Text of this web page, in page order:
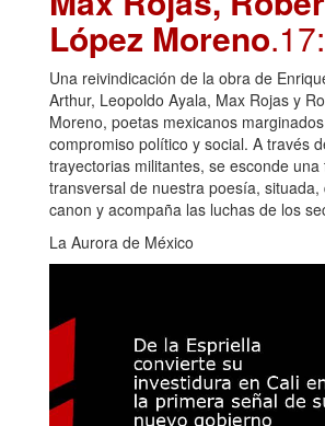
López Moreno
Una reivindicación de la obra de
Arthur, Leopoldo Ayala, Max Rojas y
Moreno, poetas mexicanos
compromiso político y social. A través
trayectorias militantes, se esconde una
transversal de nuestra poesía, situada,
canon y acompaña las luchas de los
La Aurora de México